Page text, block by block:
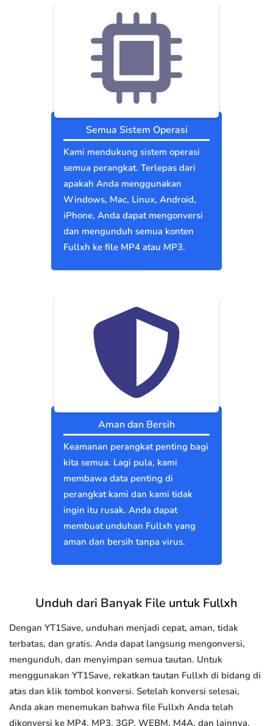
Semua Sistem Operasi
Kami mendukung sistem operasi
semua perangkat. Terlepas dari
apakah Anda menggunakan
Windows, Mac, Linux, Android,
iPhone, Anda dapat mengonversi
dan mengunduh semua konten
Fullxh ke file MP4 atau MP3.
Aman dan Bersih
Keamanan perangkat penting bagi
kita semua. Lagi pula, kami
membawa data penting di
perangkat kami dan kami tidak
ingin itu rusak. Anda dapat
membuat unduhan Fullxh yang
aman dan bersih tanpa virus.
Unduh dari Banyak File untuk Fullxh
Dengan YT1Save, unduhan menjadi cepat, aman, tidak
terbatas, dan gratis. Anda dapat langsung mengonversi,
mengunduh, dan menyimpan semua tautan. Untuk
menggunakan YT1Save, rekatkan tautan Fullxh di bidang di
atas dan klik tombol konversi. Setelah konversi selesai,
Anda akan menemukan bahwa file Fullxh Anda telah
dikonversi ke MP4, MP3, 3GP, WEBM, M4A, dan lainnya,